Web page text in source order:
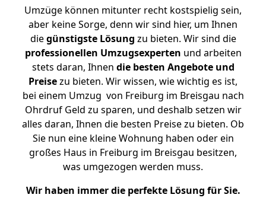
Umzüge können mitunter recht kostspielig sein,
aber keine Sorge, denn wir sind hier, um Ihnen
diegünstigste Lösung zu bieten. Wir sind die
professionellen Umzugsexperten und arbeiten
stets daran, Ihnen die besten Angebote und
Preisezu bieten. Wir wissen, wie wichtig es ist,
bei einem Umzug von Freiburg im Breisgau nach
Ohrdruf Geld zu sparen, und deshalb setzen wir
alles daran, Ihnen die besten Preise zu bieten. Ob
Sie nun eine kleine Wohnung haben oder ein
großes Haus in Freiburg im Breisgau besitzen,
was umgezogen werden muss.
Wir haben immer die perfekte Lösung für Sie.